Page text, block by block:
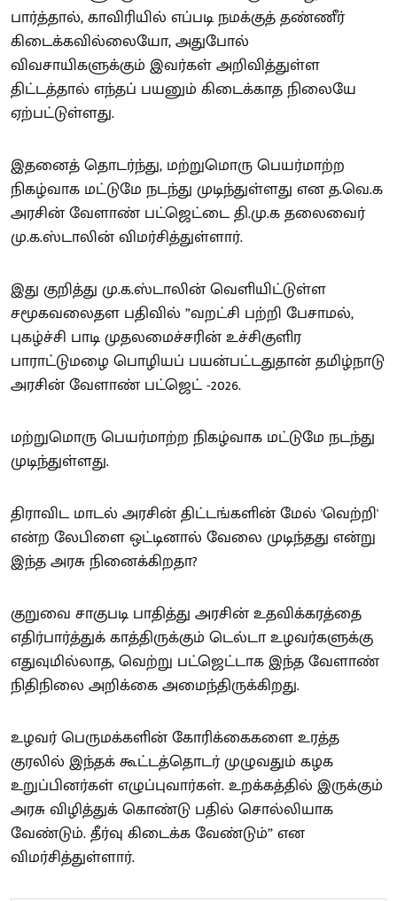
பார்த்தால், காவிரியில் எப்படி நமக்குத் தண்ணீர்
கிடைக்கவில்லையோ, அதுபோல்
விவசாயிகளுக்கும் இவர்கள் அறிவித்துள்ள
திட்டத்தால் எந்தப் பயனும் கிடைக்காத நிலையே
ஏற்பட்டுள்ளது.
இதனைத் தொடர்ந்து, மற்றுமொரு பெயர்மாற்ற
நிகழ்வாக மட்டுமே நடந்து முடிந்துள்ளது என த.வெ.க
அரசின் வேளாண் பட்ஜெட்டை தி.மு.க தலைவைர்
மு.க.ஸ்டாலின் விமர்சித்துள்ளார்.
இது குறித்து மு.க.ஸ்டாலின் வெளியிட்டுள்ள
சமூகவலைதள பதிவில் ”வறட்சி பற்றி பேசாமல்,
புகழ்ச்சி பாடி முதலமைச்சரின் உச்சிகுளிர
பாராட்டுமழை பொழியப் பயன்பட்டதுதான் தமிழ்நாடு
அரசின் வேளாண் பட்ஜெட் -2026.
மற்றுமொரு பெயர்மாற்ற நிகழ்வாக மட்டுமே நடந்து
முடிந்துள்ளது.
திராவிட மாடல் அரசின் திட்டங்களின் மேல் 'வெற்றி'
என்ற லேபிளை ஒட்டினால் வேலை முடிந்தது என்று
இந்த அரசு நினைக்கிறதா?
குறுவை சாகுபடி பாதித்து அரசின் உதவிக்கரத்தை
எதிர்பார்த்துக் காத்திருக்கும் டெல்டா உழவர்களுக்கு
எதுவுமில்லாத, வெற்று பட்ஜெட்டாக இந்த வேளாண்
நிதிநிலை அறிக்கை அமைந்திருக்கிறது.
உழவர் பெருமக்களின் கோரிக்கைகளை உரத்த
குரலில் இந்தக் கூட்டத்தொடர் முழுவதும் கழக
உறுப்பினர்கள் எழுப்புவார்கள். உறக்கத்தில் இருக்கும்
அரசு விழித்துக் கொண்டு பதில் சொல்லியாக
வேண்டும். தீர்வு கிடைக்க வேண்டும்” என
விமர்சித்துள்ளார்.